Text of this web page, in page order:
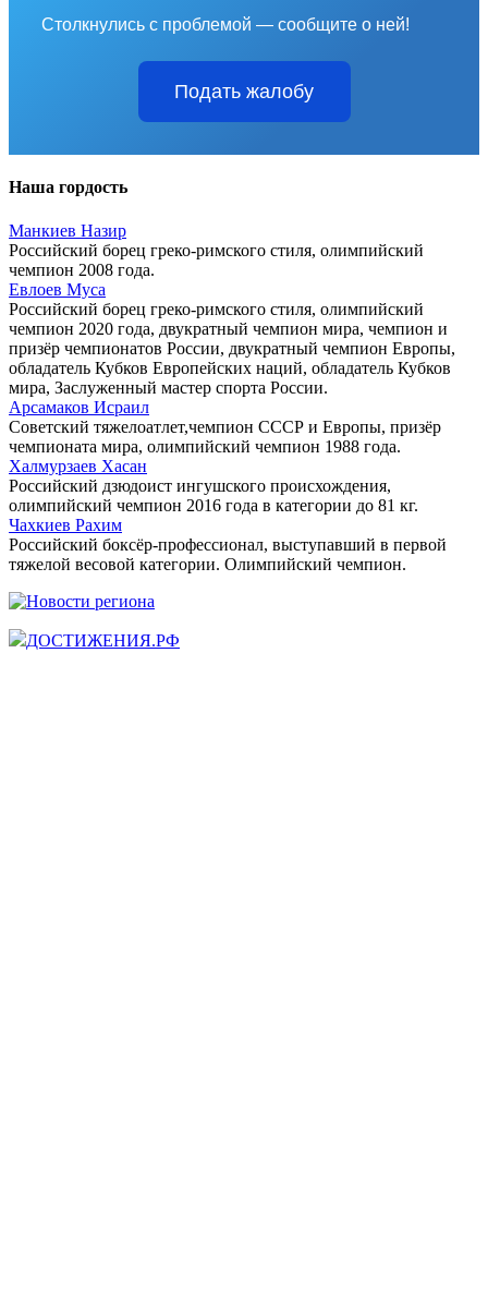
Столкнулись с проблемой — сообщите о ней!
Подать жалобу
Наша гордость
Манкиев Назир
Российский борец греко-римского стиля, олимпийский
чемпион 2008 года.
Евлоев Муса
Российский борец греко-римского стиля, олимпийский
чемпион 2020 года, двукратный чемпион мира, чемпион и
призёр чемпионатов России, двукратный чемпион Европы,
обладатель Кубков Европейских наций, обладатель Кубков
мира, Заслуженный мастер спорта России.
Арсамаков Исраил
Советский тяжелоатлет,чемпион СССР и Европы, призёр
чемпионата мира, олимпийский чемпион 1988 года.
Халмурзаев Хасан
Российский дзюдоист ингушского происхождения,
олимпийский чемпион 2016 года в категории до 81 кг.
Чахкиев Рахим
Российский боксёр-профессионал, выступавший в первой
тяжелой весовой категории. Олимпийский чемпион.
ДОСТИЖЕНИЯ.РФ